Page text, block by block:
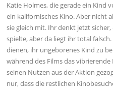
Katie Holmes, die gerade ein Kind
ein kalifornisches Kino. Aber nicht
sie gleich mit. Ihr denkt jetzt
spielte, aber da liegt ihr total
dienen, ihr ungeborenes Kind zu
während des Films das vibrierende
seinen Nutzen aus der Aktion
nur, dass die restlichen